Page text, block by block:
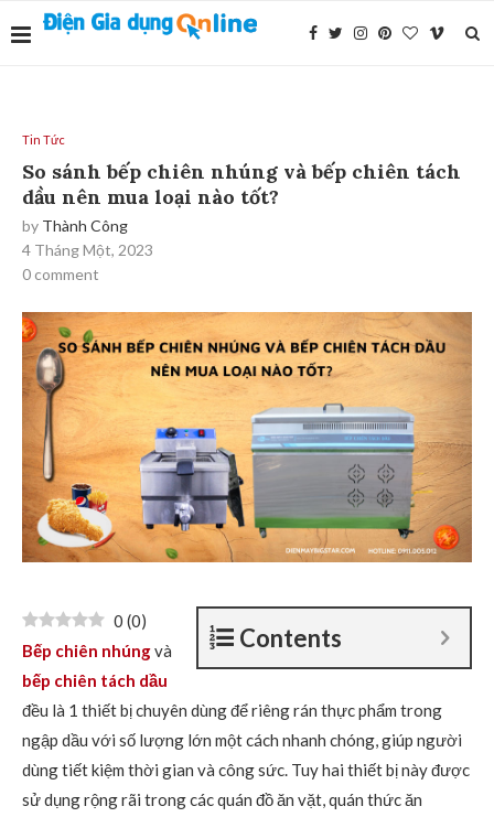
Tin Tức
So sánh bếp chiên nhúng và bếp chiên tách
dầu nên mua loại nào tốt?
by Thành Công
4 Tháng Một, 2023
0 comment
Contents
0 (0)
Bếp chiên nhúngvà
bếp chiên tách dầu
đều là 1 thiết bị chuyên dùng để riêng rán thực phẩm trong
ngập dầu với số lượng lớn một cách nhanh chóng, giúp người
dùng tiết kiệm thời gian và công sức. Tuy hai thiết bị này được
sử dụng rộng rãi trong các quán đồ ăn vặt, quán thức ăn